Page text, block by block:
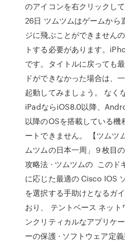
のアイコンを右クリックし
26日 ツムツムはゲームから
ジに飛ぶことができません
トする必要があります。
です。タイトルに戻っても
ドができなかった場合は、
起動してみましょう。 なく
iPadならiOS8.0以降、
以降のOSを搭載している機
ートできません。 【ツムツ
ムツムの日本一周」９枚目
攻略法 · ツムツムの このド
に応じた最適の Cisco IOS
を選択する手助けとなるガ
おり、 テントベース ネット
ンクリティカルなアプリケ
ーの保護 · ソフトウェア定